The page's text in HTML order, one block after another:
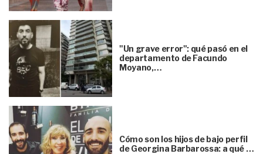
"Un grave error": qué pasó en el
departamento de Facundo
Moyano,…
Cómo son los hijos de bajo perfil
de Georgina Barbarossa: a qué …